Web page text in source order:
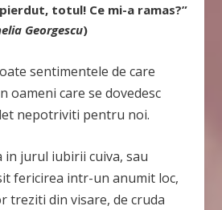
totul! Ce mi-a ramas?”
Georgescu)
sentimentele de care
oameni care se dovedesc
nepotriviti pentru noi.
in jurul iubirii cuiva, sau
fericirea intr-un anumit loc,
treziti din visare, de cruda